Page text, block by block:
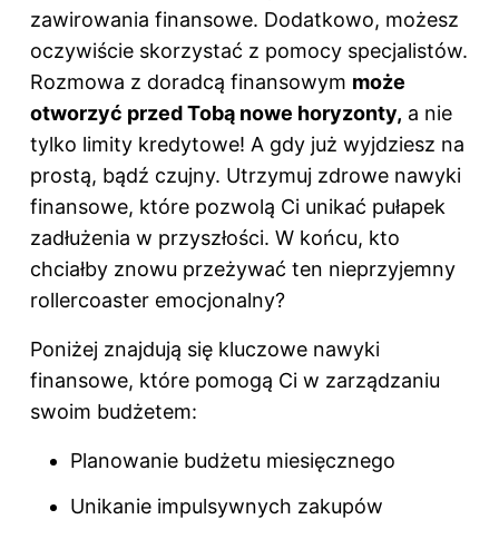
zawirowania finansowe. Dodatkowo, możesz
oczywiście skorzystać z pomocy specjalistów.
Rozmowa z doradcą finansowym może
otworzyć przed Tobą nowe horyzonty, a nie
tylko limity kredytowe! A gdy już wyjdziesz na
prostą, bądź czujny. Utrzymuj zdrowe nawyki
finansowe, które pozwolą Ci unikać pułapek
zadłużenia w przyszłości. W końcu, kto
chciałby znowu przeżywać ten nieprzyjemny
rollercoaster emocjonalny?
Poniżej znajdują się kluczowe nawyki
finansowe, które pomogą Ci w zarządzaniu
swoim budżetem:
Planowanie budżetu miesięcznego
Unikanie impulsywnych zakupów